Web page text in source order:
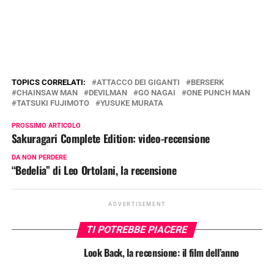
TOPICS CORRELATI: ATTACCO DEI GIGANTI
BERSERK
CHAINSAW MAN
DEVILMAN GO NAGAI
ONE PUNCH MAN
TATSUKI FUJIMOTO
YUSUKE MURATA
PROSSIMO ARTICOLO
Sakuragari Complete Edition: video-recensione
DA NON PERDERE
“Bedelia” di Leo Ortolani, la recensione
ADVERTISEMENT
TI POTREBBE PIACERE
Look Back, la recensione: il film dell’anno